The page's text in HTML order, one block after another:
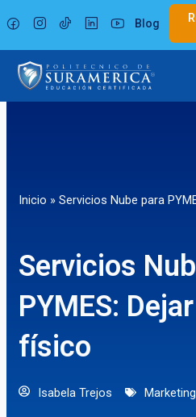
al
contenido
Blog
Inicio » Servicios Nube para
Servicios
PYMES:
físico
Isabela Trejos Marketing